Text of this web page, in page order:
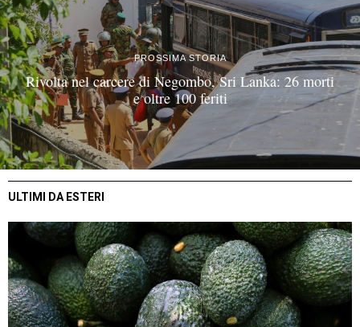
PROSSIMA STORIA
Rivolta nel carcere di Negombo, Sri Lanka: 26 morti
e oltre 100 feriti
ULTIMI DA ESTERI